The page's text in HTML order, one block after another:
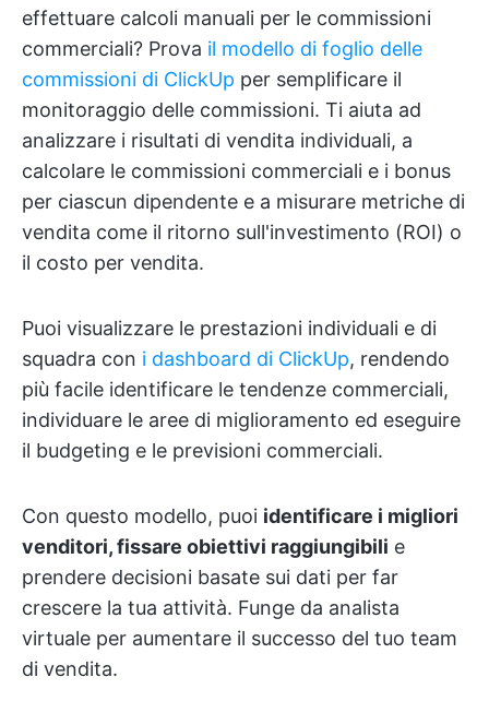
effettuare calcoli manuali per le commissioni
commerciali? Prova il modello di foglio delle
commissioni di ClickUp per semplificare il
monitoraggio delle commissioni. Ti aiuta ad
analizzare i risultati di vendita individuali, a
calcolare le commissioni commerciali e i bonus
per ciascun dipendente e a misurare metriche di
vendita come il ritorno sull'investimento (ROI) o
il costo per vendita.
Puoi visualizzare le prestazioni individuali e di
squadra con i dashboard di ClickUp, rendendo
più facile identificare le tendenze commerciali,
individuare le aree di miglioramento ed eseguire
il budgeting e le previsioni commerciali.
Con questo modello, puoi identificare i migliori
venditori, fissare obiettivi raggiungibili e
prendere decisioni basate sui dati per far
crescere la tua attività. Funge da analista
virtuale per aumentare il successo del tuo team
di vendita.